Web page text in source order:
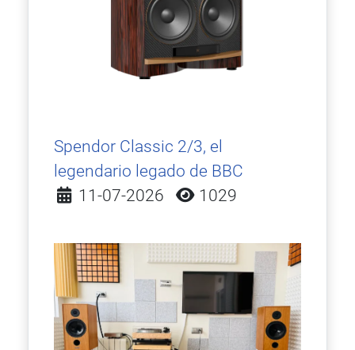
Spendor Classic 2/3, el
legendario legado de BBC
Detalles
11-07-2026 1029